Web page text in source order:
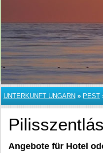
UNTERKUNFT UNGARN » PEST
Angebote für Hotel